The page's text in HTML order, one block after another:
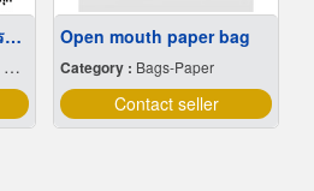
กล้องตรวจจับตรวจจับการหลับใน Open mouth paper bag
Category : Bags-Paper
Contact seller